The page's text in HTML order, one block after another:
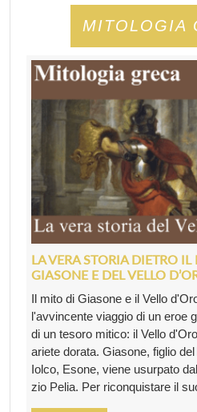
MITOLOGIA
LA VERA STORIA DIETRO
GIASONE E DEL VELLO
Il mito di Giasone e il Vello
l'avvincente viaggio di un eroe
di un tesoro mitico: il Vello
ariete dorata. Giasone, figlio
Iolco, Esone, viene usurpato
zio Pelia. Per riconquistare il